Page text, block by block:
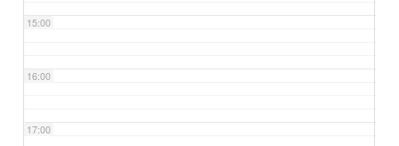
15:00
16:00
17:00